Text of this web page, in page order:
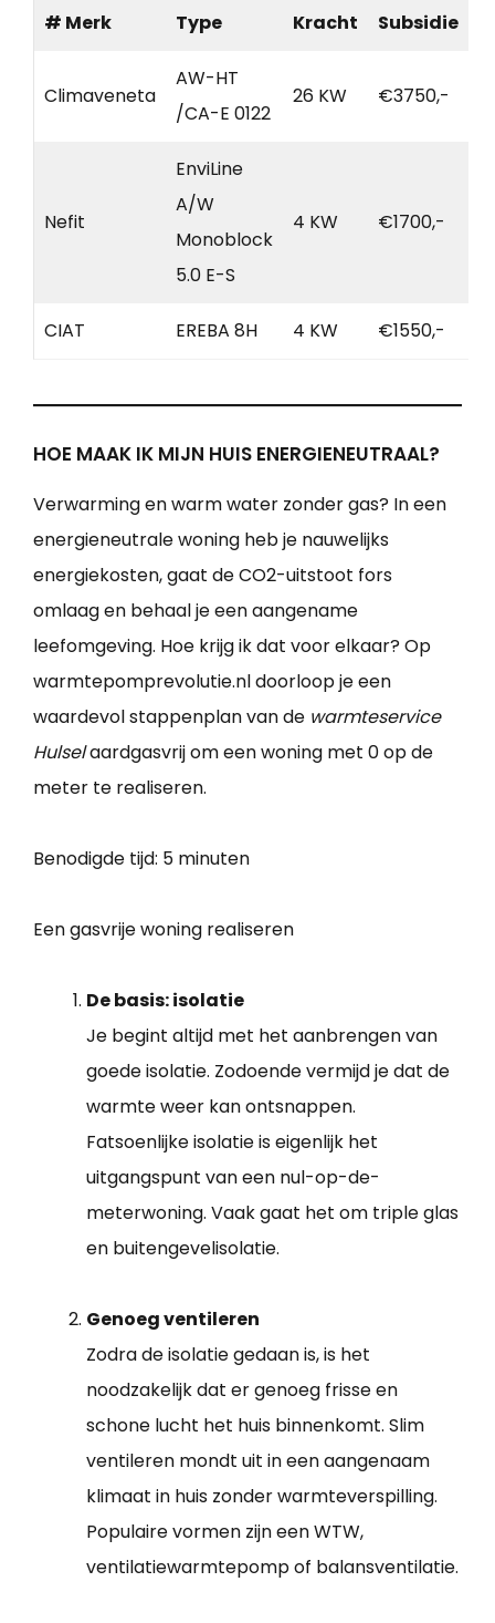
# Merk Type Kracht Subsidie
Climaveneta
AW-HT
/CA-E 0122
26 KW €3750,-
Nefit
EnviLine
A/W
Monoblock
5.0 E-S
4 KW €1700,-
CIAT EREBA 8H 4 KW €1550,-
HOE MAAK IK MIJN HUIS ENERGIENEUTRAAL?
Verwarming en warm water zonder gas? In een
energieneutrale woning heb je nauwelijks
energiekosten, gaat de CO2-uitstoot fors
omlaag en behaal je een aangename
leefomgeving. Hoe krijg ik dat voor elkaar? Op
warmtepomprevolutie.nl doorloop je een
waardevol stappenplan van de warmteservice
Hulselaardgasvrij om een woning met 0 op de
meter te realiseren.
Benodigde tijd: 5 minuten
Een gasvrije woning realiseren
De basis: isolatie
Je begint altijd met het aanbrengen van
goede isolatie. Zodoende vermijd je dat de
warmte weer kan ontsnappen.
Fatsoenlijke isolatie is eigenlijk het
uitgangspunt van een nul-op-de-
meterwoning. Vaak gaat het om triple glas
en buitengevelisolatie.
Genoeg ventileren
Zodra de isolatie gedaan is, is het
noodzakelijk dat er genoeg frisse en
schone lucht het huis binnenkomt. Slim
ventileren mondt uit in een aangenaam
klimaat in huis zonder warmteverspilling.
Populaire vormen zijn een WTW,
ventilatiewarmtepomp of balansventilatie.